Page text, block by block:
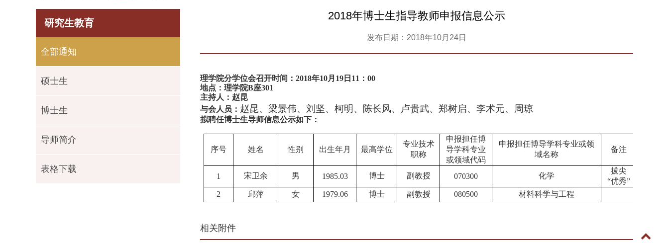
研究生教育
全部通知
硕士生
博士生
导师简介
表格下载
2018年博士生指导教师申报信息公示
发布日期：2018年10月24日
理学院分学位会召开时间：2018年10月19日11：00
地点：理学院B座301
主持人：赵昆
与会人员： 赵昆、梁景伟、刘坚、柯明、陈长风、卢贵武、郑树启、李术元、周琼
拟聘任博士生导师信息公示如下：
序号 姓名 性别 出生年月 最高学位
专业技术
职称
申报担任博
导学科专业
或领域代码
申报担任博导学科专业或领
域名称
备注
1 宋卫余 男 1985.03 博士 副教授 070300 化学
拔尖
“优秀”
2
邱萍 女 1979.06 博士 副教授 080500 材料科学与工程
相关附件